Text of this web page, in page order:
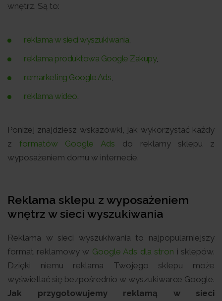
wnętrz. Są to:
reklama w sieci wyszukiwania
reklama produktowa Google Zakupy,
remarketing Google Ads
reklama wideo.
Poniżej znajdziesz wskazówki, jak wykorzystać każdy
z formatów Google Ads do reklamy sklepu z
wyposażeniem domu w internecie.
Reklama sklepu z wyposażeniem
wnętrz w sieci wyszukiwania
Reklama w sieci wyszukiwania to najpopularniejszy
format reklamowy w Google Ads dla stron i sklepów.
Dzięki niemu reklama Twojego sklepu może
wyświetlać się bezpośrednio w wyszukiwarce Google.
Jak przygotowujemy reklamą w sieci